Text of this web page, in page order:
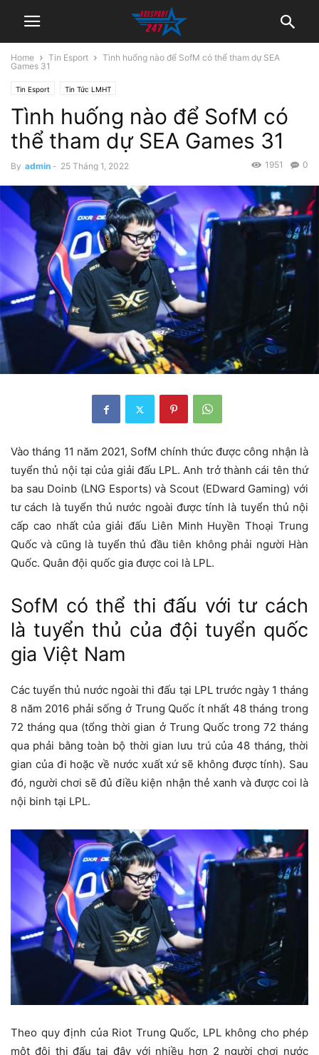
Home Tin Esport
Tình huống nào để SofM có thể tham dự SEA
Games 31
Tin Esport Tin Tức LMHT
Tình huống nào để SofM có
thể tham dự SEA Games 31
By admin - 25 Tháng 1, 2022 0
1951
Vào tháng 11 năm 2021, SofM chính thức được công nhận là
tuyển thủ nội tại của giải đấu LPL. Anh trở thành cái tên thứ
ba sau Doinb (LNG Esports) và Scout (EDward Gaming) với
tư cách là tuyển thủ nước ngoài được tính là tuyển thủ nội
cấp cao nhất của giải đấu Liên Minh Huyền Thoại Trung
Quốc và cũng là tuyển thủ đầu tiên không phải người Hàn
Quốc. Quân đội quốc gia được coi là LPL.
SofM có thể thi đấu với tư cách
là tuyển thủ của đội tuyển quốc
gia Việt Nam
Các tuyển thủ nước ngoài thi đấu tại LPL trước ngày 1 tháng
8 năm 2016 phải sống ở Trung Quốc ít nhất 48 tháng trong
72 tháng qua (tổng thời gian ở Trung Quốc trong 72 tháng
qua phải bằng toàn bộ thời gian lưu trú của 48 tháng, thời
gian của đi hoặc về nước xuất xứ sẽ không được tính). Sau
đó, người chơi sẽ đủ điều kiện nhận thẻ xanh và được coi là
nội binh tại LPL.
Theo quy định của Riot Trung Quốc, LPL không cho phép
một đội thi đấu tại đây với nhiều hơn 2 người chơi nước